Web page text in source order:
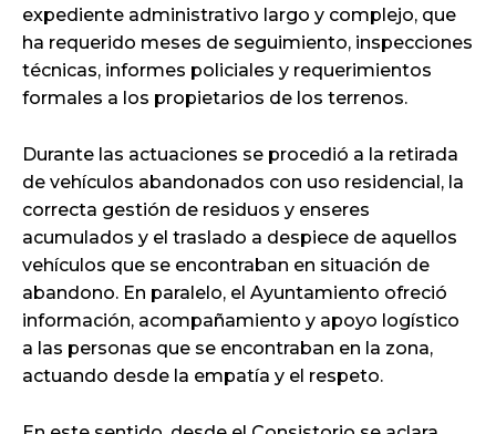
expediente administrativo largo y complejo, que
ha requerido meses de seguimiento, inspecciones
técnicas, informes policiales y requerimientos
formales a los propietarios de los terrenos.
Durante las actuaciones se procedió a la retirada
de vehículos abandonados con uso residencial, la
correcta gestión de residuos y enseres
acumulados y el traslado a despiece de aquellos
vehículos que se encontraban en situación de
abandono. En paralelo, el Ayuntamiento ofreció
información, acompañamiento y apoyo logístico
a las personas que se encontraban en la zona,
actuando desde la empatía y el respeto.